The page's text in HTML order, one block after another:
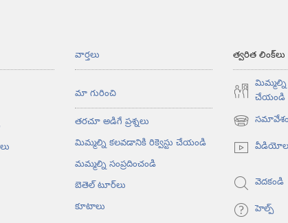
వార్తలు
మా గురించి
తరచూ అడిగే ప్రశ్నలు
మిమ్మల్ని కలవడానికి రిక్వెస్టు చేయండి
మమ్మల్ని సంప్రదించండి
బెతెల్‌ టూర్‌లు
కూటాలు
త్వరిత లింక్‌లు
మిమ్మల్ని
చేయండి
సమావేశం
(కొత్త
విండో
ఓపెన్‌
వెదకండి
హెల్ప్‌